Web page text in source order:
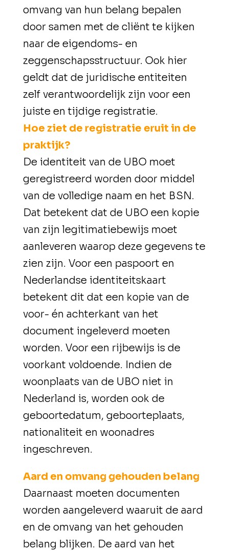
omvang van hun belang bepalen
door samen met de cliënt te kijken
naar de eigendoms- en
zeggenschapsstructuur. Ook hier
geldt dat de juridische entiteiten
zelf verantwoordelijk zijn voor een
juiste en tijdige registratie.
Hoe ziet de registratie eruit in de
praktijk?
De identiteit van de UBO moet
geregistreerd worden door middel
van de volledige naam en het BSN.
Dat betekent dat de UBO een kopie
van zijn legitimatiebewijs moet
aanleveren waarop deze gegevens te
zien zijn. Voor een paspoort en
Nederlandse identiteitskaart
betekent dit dat een kopie van de
voor- én achterkant van het
document ingeleverd moeten
worden. Voor een rijbewijs is de
voorkant voldoende. Indien de
woonplaats van de UBO niet in
Nederland is, worden ook de
geboortedatum, geboorteplaats,
nationaliteit en woonadres
ingeschreven.
Aard en omvang gehouden belang
Daarnaast moeten documenten
worden aangeleverd waaruit de aard
en de omvang van het gehouden
belang blijken. De aard van het